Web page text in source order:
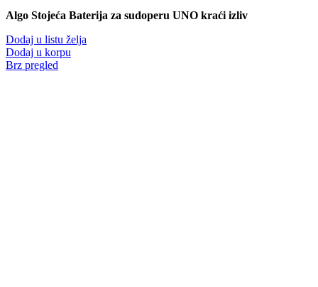
Algo Stojeća Baterija za sudoperu UNO kraći izliv
Dodaj u listu želja
Dodaj u korpu
Brz pregled